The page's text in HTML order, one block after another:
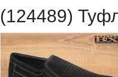
(124489)